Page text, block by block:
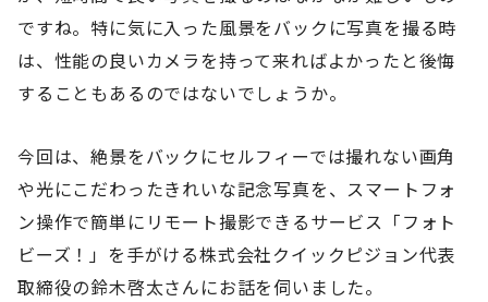
ですね。特に気に入った風景をバックに写真を撮る時
は、性能の良いカメラを持って来ればよかったと後悔
することもあるのではないでしょうか。
今回は、絶景をバックにセルフィーでは撮れない画角
や光にこだわったきれいな記念写真を、スマートフォ
ン操作で簡単にリモート撮影できるサービス「フォト
ビーズ！」を手がける株式会社クイックピジョン代表
取締役の鈴木啓太さんにお話を伺いました。